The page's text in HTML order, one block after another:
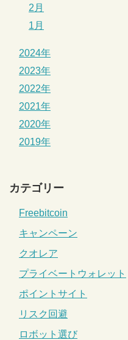
2月
1月
2024年
2023年
2022年
2021年
2020年
2019年
カテゴリー
Freebitcoin
キャンペーン
クオレア
プライベートウォレット
ポイントサイト
リスク回避
ロボット選び